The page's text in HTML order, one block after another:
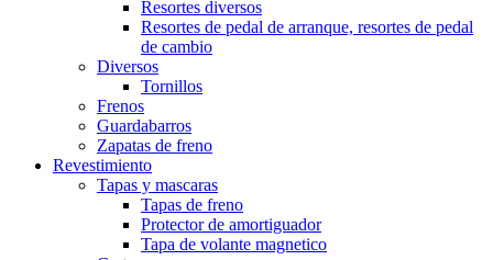
Resortes diversos
Resortes de pedal de arranque, resortes de pedal
de cambio
Diversos
Tornillos
Frenos
Guardabarros
Zapatas de freno
Revestimiento
Tapas y mascaras
Tapas de freno
Protector de amortiguador
Tapa de volante magnetico